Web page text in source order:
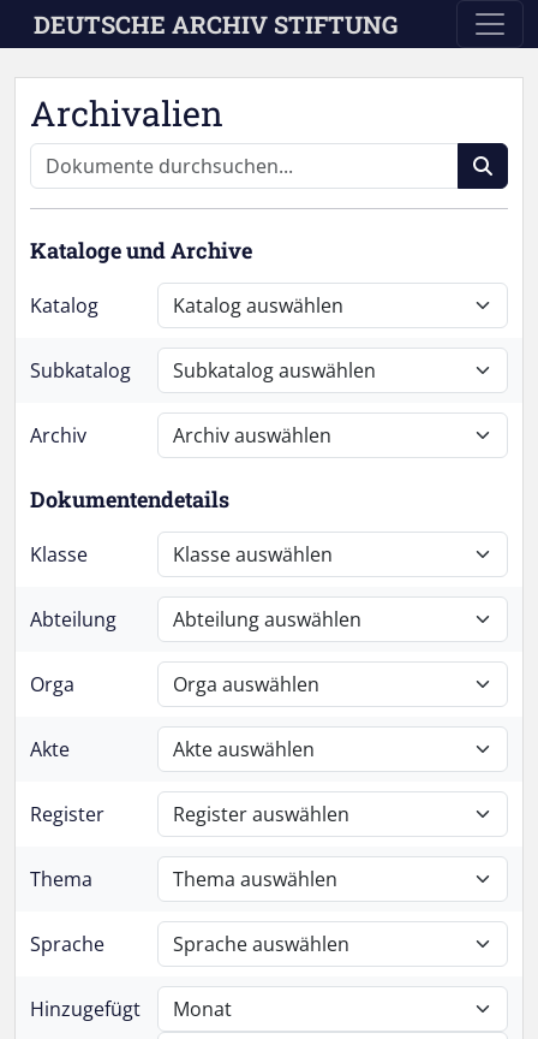
Skip to main content
DEUTSCHE ARCHIV STIFTUNG
Archivalien
Kataloge und Archive
Katalog
Subkatalog
Archiv
Dokumentendetails
Klasse
Abteilung
Orga
Akte
Register
Thema
Sprache
Hinzugefügt